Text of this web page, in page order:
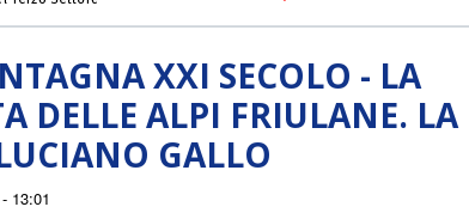
XXI SECOLO - LA
DELLE ALPI FRIULANE. LA
GALLO
13:01